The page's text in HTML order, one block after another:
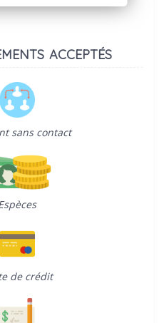
acceptés
sans contact
de crédit